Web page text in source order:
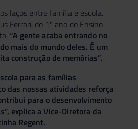
laços entre família e escola.
Ferrari, do 1º ano do Ensino
“A gente acaba entrando no
mais do mundo deles. É um
construção de memórias”.
para as famílias
das nossas atividades reforça
para o desenvolvimento
explica a Vice-Diretora da
Regent.